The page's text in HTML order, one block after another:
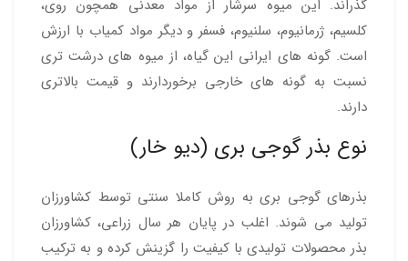
گذراند. این میوه سرشار از مواد معدنی همچون روی،
کلسیم، ژرمانیوم، سلنیوم، فسفر و دیگر مواد کمیاب با ارزش
است. گونه های ایرانی این گیاه، از میوه های درشت تری
نسبت به گونه های خارجی برخوردارند و قیمت بالاتری
دارند.
نوع بذر گوجی بری (دیو خار)
بذرهای گوجی بری به روش کاملا سنتی توسط کشاورزان
تولید می شوند. اغلب در پایان هر سال زراعی، کشاورزان
بذر محصولات تولیدی با کیفیت را گزینش کرده و به ترکیب